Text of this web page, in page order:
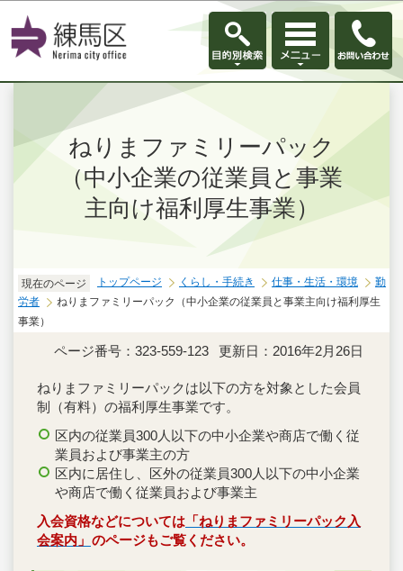
このページの本文へ移動
ねりまファミリーパック
（中小企業の従業員と事業
主向け福利厚生事業）
現在のページ トップページ くらし・手続き 仕事・生活・環境
勤
労者
ねりまファミリーパック（中小企業の従業員と事業主向け福利厚生
事業）
ページ番号：323-559-123 更新日：2016年2月26日
ねりまファミリーパックは以下の方を対象とした会員
制（有料）の福利厚生事業です。
区内の従業員300人以下の中小企業や商店で働く従
業員および事業主の方
区内に居住し、区外の従業員300人以下の中小企業
や商店で働く従業員および事業主
入会資格などについては 「ねりまファミリーパック入
会案内」 のページもご覧ください。